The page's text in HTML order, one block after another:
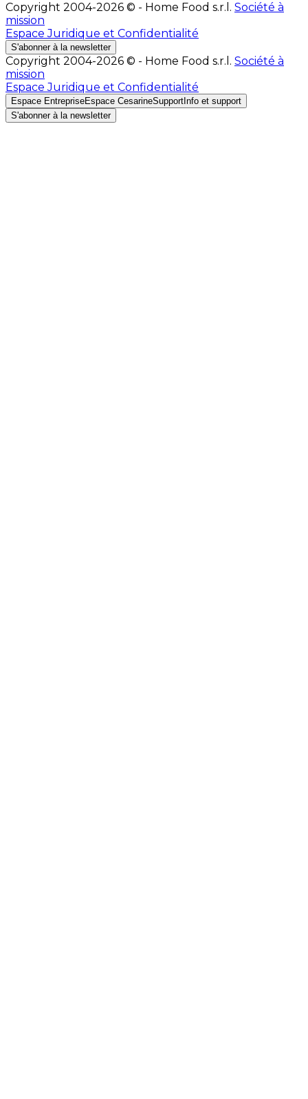
Copyright 2004-2026 © - Home Food s.r.l. Société à
mission
Espace Juridique et Confidentialité
S'abonner à la newsletter
Copyright 2004-2026 © - Home Food s.r.l. Société à
mission
Espace Juridique et Confidentialité
Espace EntrepriseEspace CesarineSupport Info et support
S'abonner à la newsletter